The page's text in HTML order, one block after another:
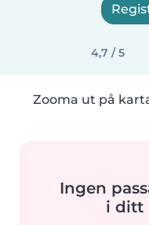
4,7 / 5
Zooma ut på
Ingen
i ditt